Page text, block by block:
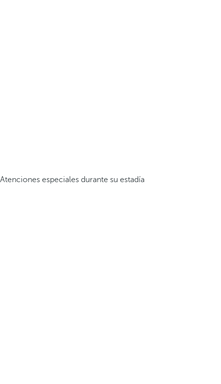
Atenciones especiales durante su estadía